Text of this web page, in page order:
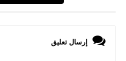
إرسال تعليق